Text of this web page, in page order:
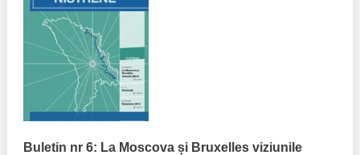
Buletin nr 6: La Moscova și Bruxelles viziunile